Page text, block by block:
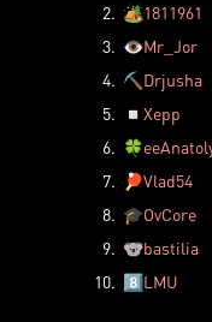
2. 🏕️1811961
3. 👁️Mr_Jor
4. ⛏️ Drjusha
5.
◽ Xepp
6. 🍀
7.
🏓Vlad54
8. 🎓OvCore
9. 🐨bastilia
10. 8️⃣LMU